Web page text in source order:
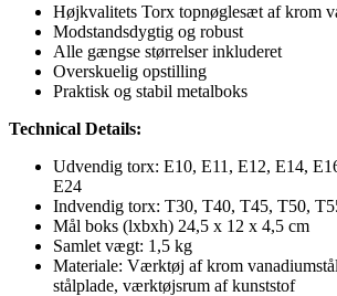
Højkvalitets Torx topnøglesæt af krom
Modstandsdygtig og robust
Alle gængse størrelser inkluderet
Overskuelig opstilling
Praktisk og stabil metalboks
Technical Details:
Udvendig torx: E10, E11, E12, E14,
E24
Indvendig torx: T30, T40, T45, T50,
Mål boks (lxbxh) 24,5 x 12 x 4,5 cm
Samlet vægt: 1,5 kg
Materiale: Værktøj af krom
stålplade, værktøjsrum af kunststof